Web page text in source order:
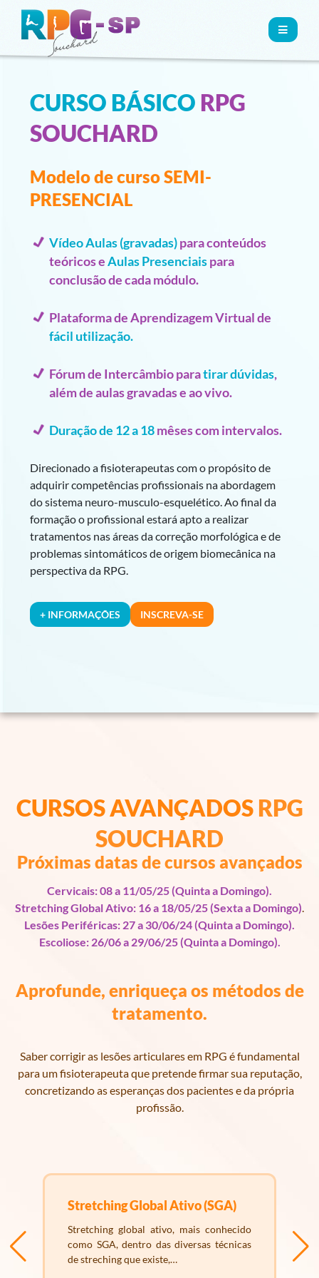
MENU
CURSO BÁSICO RPG
SOUCHARD
Modelo de curso SEMI-
PRESENCIAL
Vídeo Aulas (gravadas)para conteúdos
teóricos eAulas Presenciaispara
conclusão de cada módulo.
Plataforma de Aprendizagem Virtual de
fácil utilização.
Fórum de Intercâmbio paratirar dúvidas,
além de aulas gravadas e ao vivo.
Duração de 12 a 18mêses com intervalos.
Direcionado a fisioterapeutas com o propósito de
adquirir competências profissionais na abordagem
do sistema neuro-musculo-esquelético. Ao final da
formação o profissional estará apto a realizar
tratamentos nas áreas da correção morfológica e de
problemas sintomáticos de origem biomecânica na
perspectiva da RPG.
+ INFORMAÇÕES INSCREVA-SE
CURSOS AVANÇADOS RPG
SOUCHARD
Próximas datas de cursos avançados
Cervicais: 08 a 11/05/25 (Quinta a Domingo).
Stretching Global Ativo: 16 a 18/05/25 (Sexta a Domingo).
Lesões Periféricas: 27 a 30/06/24 (Quinta a Domingo).
Escoliose: 26/06 a 29/06/25 (Quinta a Domingo).
Aprofunde, enriqueça os métodos de
tratamento.
Saber corrigir as lesões articulares em RPG é fundamental
para um fisioterapeuta que pretende firmar sua reputação,
concretizando as esperanças dos pacientes e da própria
profissão.
Stretching Global Ativo (SGA)
Stretching global ativo, mais conhecido
como SGA, dentro das diversas técnicas
de streching que existe,…